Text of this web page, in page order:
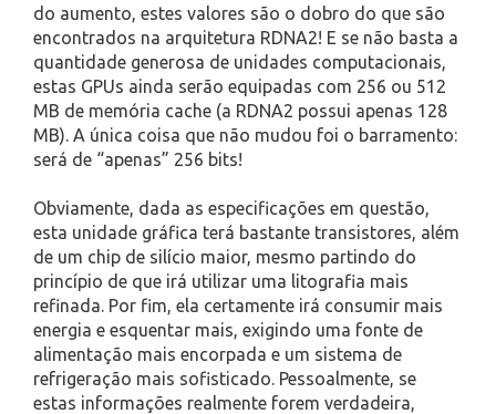
do aumento, estes valores são o dobro do que são
encontrados na arquitetura RDNA2! E se não basta a
quantidade generosa de unidades computacionais,
estas GPUs ainda serão equipadas com 256 ou 512
MB de memória cache (a RDNA2 possui apenas 128
MB). A única coisa que não mudou foi o barramento:
será de “apenas” 256 bits!
Obviamente, dada as especificações em questão,
esta unidade gráfica terá bastante transistores, além
de um chip de silício maior, mesmo partindo do
princípio de que irá utilizar uma litografia mais
refinada. Por fim, ela certamente irá consumir mais
energia e esquentar mais, exigindo uma fonte de
alimentação mais encorpada e um sistema de
refrigeração mais sofisticado. Pessoalmente, se
estas informações realmente forem verdadeira,